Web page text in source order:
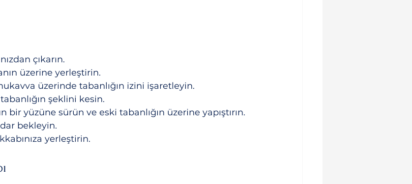
çıkarın.
üzerine yerleştirin.
üzerinde tabanlığın izini işaretleyin.
şeklini kesin.
bir yüzüne sürün ve eski tabanlığın üzerine yapıştırın.
bekleyin.
yerleştirin.